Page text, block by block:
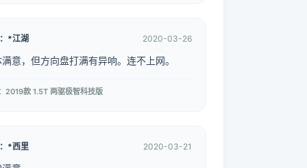
*江湖 2020-03-26
意，但方向盘打满有异响。连不上网。
2019款 1.5T 两驱极智科技版
*西里 2020-03-21